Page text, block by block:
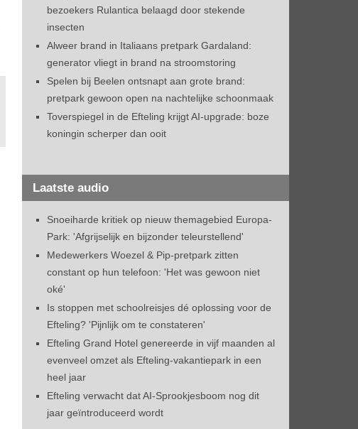
bezoekers Rulantica belaagd door stekende
insecten
Alweer brand in Italiaans pretpark Gardaland:
generator vliegt in brand na stroomstoring
Spelen bij Beelen ontsnapt aan grote brand:
pretpark gewoon open na nachtelijke schoonmaak
Toverspiegel in de Efteling krijgt AI-upgrade: boze
koningin scherper dan ooit
Laatste audio
Snoeiharde kritiek op nieuw themagebied Europa-
Park: 'Afgrijselijk en bijzonder teleurstellend'
Medewerkers Woezel & Pip-pretpark zitten
constant op hun telefoon: 'Het was gewoon niet
oké'
Is stoppen met schoolreisjes dé oplossing voor de
Efteling? 'Pijnlijk om te constateren'
Efteling Grand Hotel genereerde in vijf maanden al
evenveel omzet als Efteling-vakantiepark in een
heel jaar
Efteling verwacht dat AI-Sprookjesboom nog dit
jaar geïntroduceerd wordt